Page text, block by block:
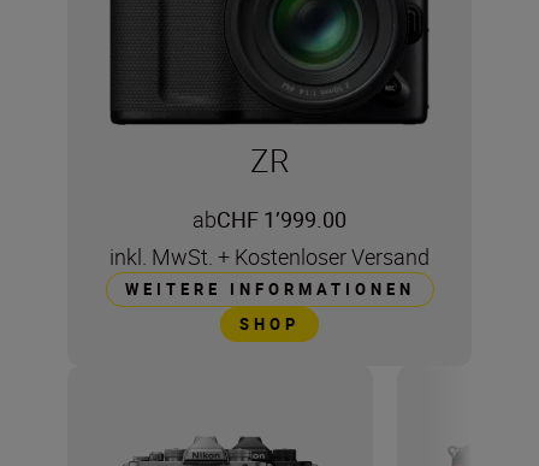
ZR
abCHF 1’999.00
inkl. MwSt. + Kostenloser Versand
WEITERE INFORMATIONEN
SHOP